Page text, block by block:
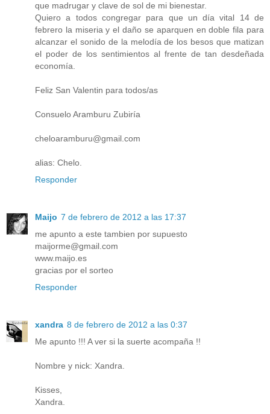
que madrugar y clave de sol de mi bienestar.
Quiero a todos congregar para que un día vital 14 de
febrero la miseria y el daño se aparquen en doble fila para
alcanzar el sonido de la melodía de los besos que matizan
el poder de los sentimientos al frente de tan desdeñada
economía.
Feliz San Valentin para todos/as
Consuelo Aramburu Zubiría
cheloaramburu@gmail.com
alias: Chelo.
Responder
Maijo 7 de febrero de 2012 a las 17:37
me apunto a este tambien por supuesto
maijorme@gmail.com
www.maijo.es
gracias por el sorteo
Responder
xandra 8 de febrero de 2012 a las 0:37
Me apunto !!! A ver si la suerte acompaña !!
Nombre y nick: Xandra.
Kisses,
Xandra.